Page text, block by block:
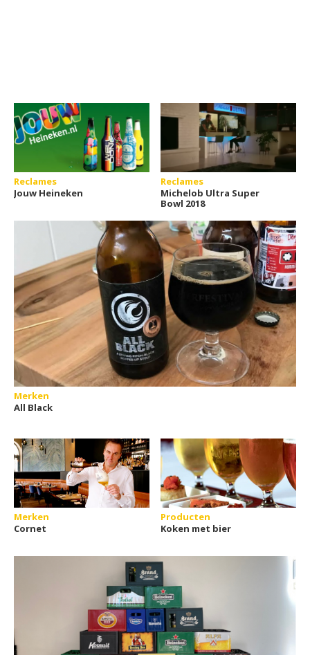
Reclames
Jouw Heineken
Reclames
Michelob Ultra Super
Bowl 2018
Merken
All Black
Merken
Cornet
Producten
Koken met bier